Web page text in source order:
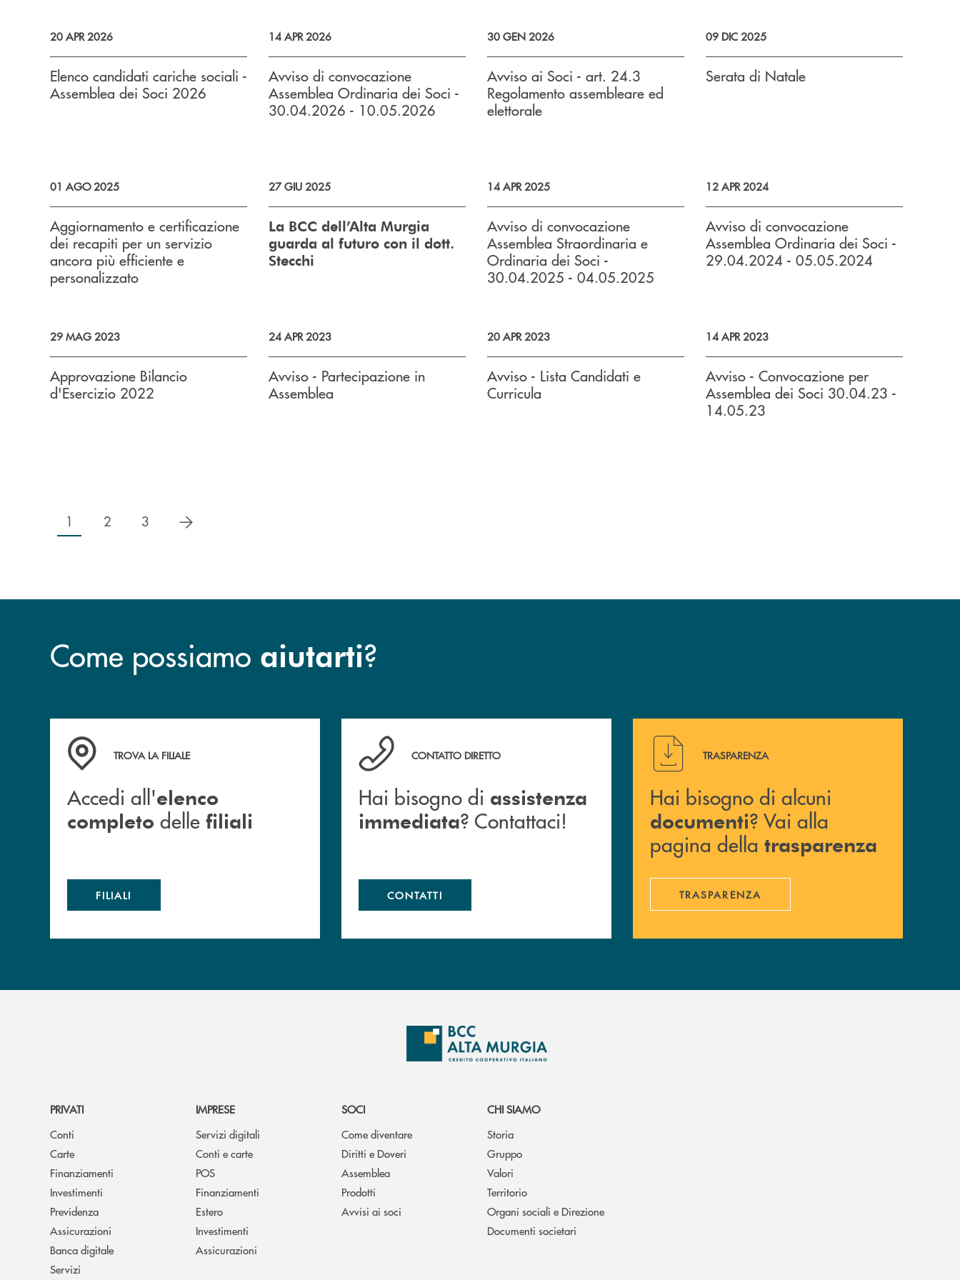
20 APR 2026
Elenco candidati cariche sociali -
Assemblea dei Soci 2026
14 APR 2026
Avviso di convocazione
Assemblea Ordinaria dei Soci -
30.04.2026 - 10.05.2026
30 GEN 2026
Avviso ai Soci - art. 24.3
Regolamento assembleare ed
elettorale
09 DIC 2025
Serata di Natale
01 AGO 2025
Aggiornamento e certificazione
dei recapiti per un servizio
ancora più efficiente e
personalizzato
27 GIU 2025
La BCC dell’Alta Murgia
guarda al futuro con il dott.
Stecchi
14 APR 2025
Avviso di convocazione
Assemblea Straordinaria e
Ordinaria dei Soci -
30.04.2025 - 04.05.2025
12 APR 2024
Avviso di convocazione
Assemblea Ordinaria dei Soci -
29.04.2024 - 05.05.2024
29 MAG 2023
Approvazione Bilancio
d'Esercizio 2022
24 APR 2023
Avviso - Partecipazione in
Assemblea
20 APR 2023
Avviso - Lista Candidati e
Curricula
14 APR 2023
Avviso - Convocazione per
Assemblea dei Soci 30.04.23 -
14.05.23
1 2 3 successivo
Come possiamo aiutarti?
Accedi all' elenco completo delle filiali
TROVA LA FILIALE
Accedi all'elenco
completo delle filiali
FILIALI
Hai bisogno di assistenza immediata ? Contattaci!
CONTATTO DIRETTO
Hai bisogno di assistenza
immediata? Contattaci!
CONTATTI
Hai bisogno di alcuni documenti ? Vai alla pagina della
TRASPARENZA
Hai bisogno di alcuni
documenti? Vai alla
pagina della trasparenza
TRASPARENZA
PRIVATI
Conti
Carte
Finanziamenti
Investimenti
Previdenza
Assicurazioni
Banca digitale
Servizi
IMPRESE
Servizi digitali
Conti e carte
POS
Finanziamenti
Estero
Investimenti
Assicurazioni
SOCI
Come diventare
Diritti e Doveri
Assemblea
Prodotti
Avvisi ai soci
CHI SIAMO
Storia
Gruppo
Valori
Territorio
Organi sociali e Direzione
Documenti societari